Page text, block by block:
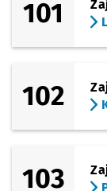
(TAT)
Park
(Rogowska)
101
102
103